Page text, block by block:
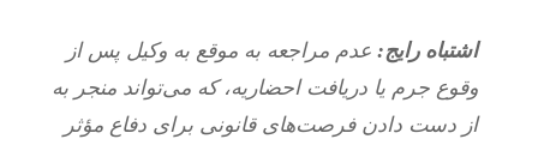
اشتباه رایج: عدم مراجعه به موقع به وکیل پس از
وقوع جرم یا دریافت احضاریه، که می‌تواند منجر به
از دست دادن فرصت‌های قانونی برای دفاع مؤثر